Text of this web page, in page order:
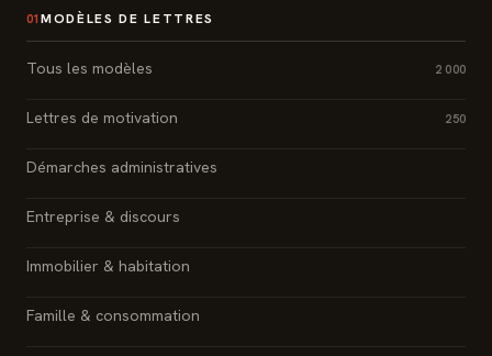
01 MODÈLES DE LETTRES
Tous les modèles 2 000
Lettres de motivation 250
Démarches administratives
Entreprise & discours
Immobilier & habitation
Famille & consommation